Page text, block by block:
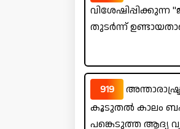
വിശേഷിപ്പിക്കുന്ന
തുടർന്ന്
919
കൂടുതൽ കാലം
പങ്കെടുത്ത ആദ്യ